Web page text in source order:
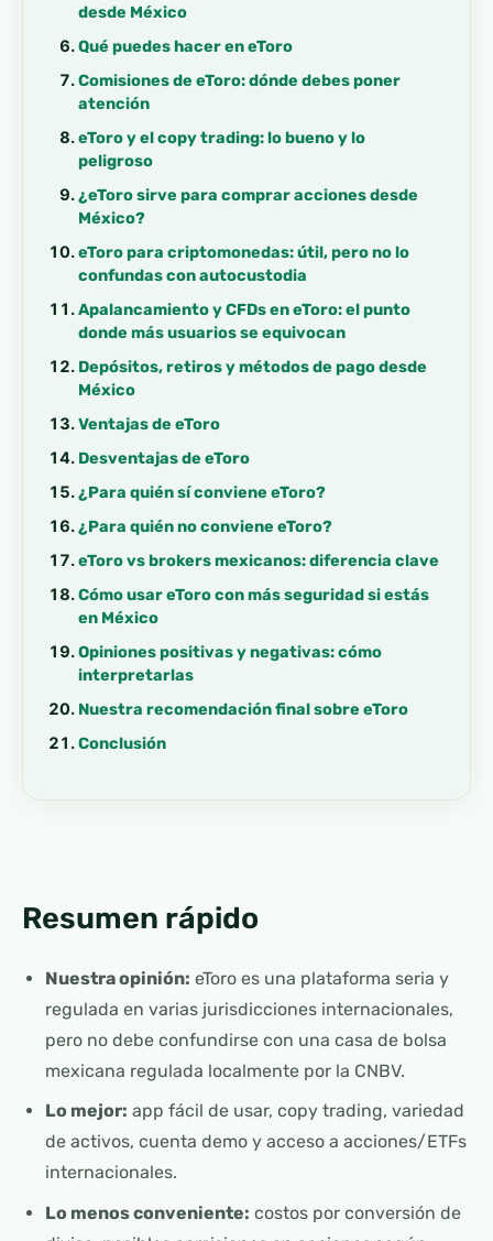
desde México
Qué puedes hacer en eToro
Comisiones de eToro: dónde debes poner
atención
eToro y el copy trading: lo bueno y lo
peligroso
¿eToro sirve para comprar acciones desde
México?
eToro para criptomonedas: útil, pero no lo
confundas con autocustodia
Apalancamiento y CFDs en eToro: el punto
donde más usuarios se equivocan
Depósitos, retiros y métodos de pago desde
México
Ventajas de eToro
Desventajas de eToro
¿Para quién sí conviene eToro?
¿Para quién no conviene eToro?
eToro vs brokers mexicanos: diferencia clave
Cómo usar eToro con más seguridad si estás
en México
Opiniones positivas y negativas: cómo
interpretarlas
Nuestra recomendación final sobre eToro
Conclusión
Resumen rápido
Nuestra opinión: eToro es una plataforma seria y
regulada en varias jurisdicciones internacionales,
pero no debe confundirse con una casa de bolsa
mexicana regulada localmente por la CNBV.
Lo mejor: app fácil de usar, copy trading, variedad
de activos, cuenta demo y acceso a acciones/ETFs
internacionales.
Lo menos conveniente: costos por conversión de